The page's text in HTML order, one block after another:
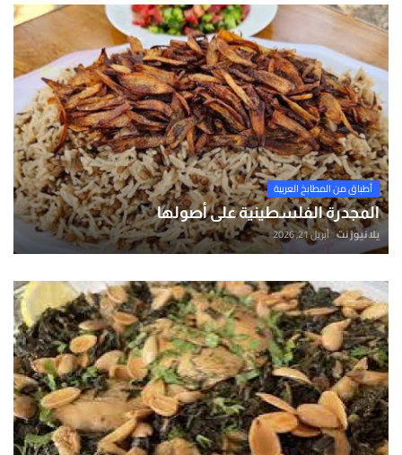
أطباق من المطابخ العربية
المجدرة الفلسطينية على أصولها
يلا نيوز نت أبريل 21, 2026